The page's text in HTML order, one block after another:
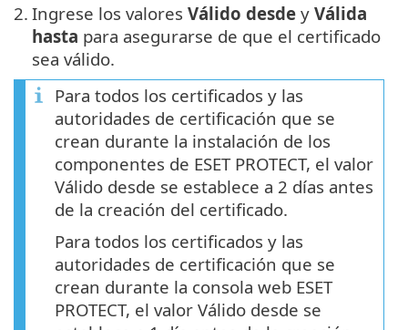
2. Ingrese los valores Válido desde y Válida
hasta para asegurarse de que el certificado
sea válido.
Para todos los certificados y las
autoridades de certificación que se
crean durante la instalación de los
componentes de ESET PROTECT, el valor
Válido desde se establece a 2 días antes
de la creación del certificado.
Para todos los certificados y las
autoridades de certificación que se
crean durante la consola web ESET
PROTECT, el valor Válido desde se